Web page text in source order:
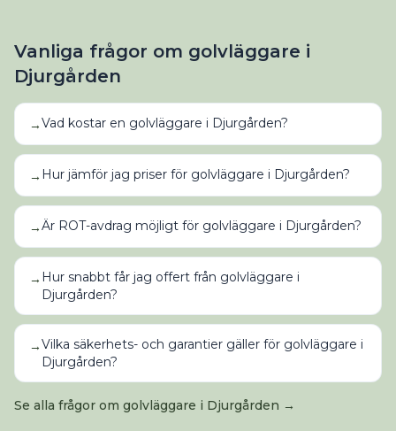
Vanliga frågor om golvläggare i
Djurgården
→Vad kostar en golvläggare i Djurgården?
→ Hur jämför jag priser för golvläggare i Djurgården?
→Är ROT-avdrag möjligt för golvläggare i Djurgården?
→ Hur snabbt får jag offert från golvläggare i
Djurgården?
→Vilka säkerhets- och garantier gäller för golvläggare i
Djurgården?
Se alla frågor om golvläggare i Djurgården →